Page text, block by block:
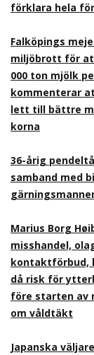
förklara hela
Falköpings
miljöbrott för
000 ton mjölk
kommenterar
lett till bättre
korna
36-årig
samband med
Marius Borg
misshandel,
kontaktförbud,
då risk för
före starten av
om våldtäkt
Japanska